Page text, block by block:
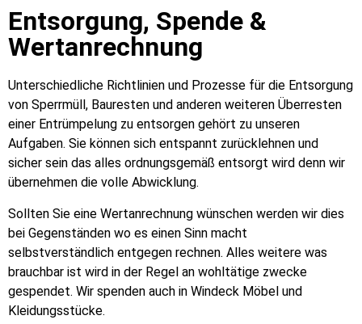
Entsorgung, Spende &
Wertanrechnung
Unterschiedliche Richtlinien und Prozesse für die Entsorgung
von Sperrmüll, Bauresten und anderen weiteren Überresten
einer Entrümpelung zu entsorgen gehört zu unseren
Aufgaben. Sie können sich entspannt zurücklehnen und
sicher sein das alles ordnungsgemäß entsorgt wird denn wir
übernehmen die volle Abwicklung.
Sollten Sie eine Wertanrechnung wünschen werden wir dies
bei Gegenständen wo es einen Sinn macht
selbstverständlich entgegen rechnen. Alles weitere was
brauchbar ist wird in der Regel an wohltätige zwecke
gespendet. Wir spenden auch in Windeck Möbel und
Kleidungsstücke.